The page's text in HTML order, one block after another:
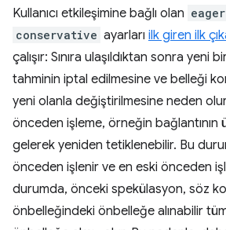
Kullanıcı etkileşimine bağlı olan eager
conservative ayarları ilk giren ilk
çalışır: Sınıra ulaşıldıktan sonra yeni
tahminin iptal edilmesine ve belleği
yeni olanla değiştirilmesine neden
önceden işleme, örneğin bağlantının
gelerek yeniden tetiklenebilir. Bu
önceden işlenir ve en eski önceden
durumda, önceki spekülasyon, söz
önbelleğindeki önbelleğe alınabilir